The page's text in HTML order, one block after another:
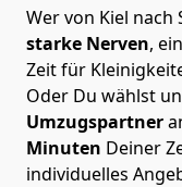
Wer von Kiel
starke Nerven,
Zeit für
Oder Du wählst
Umzugspartner
Minuten Deiner
individuelles